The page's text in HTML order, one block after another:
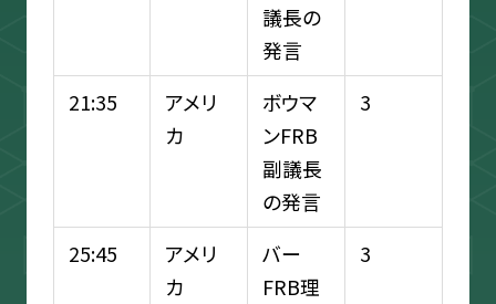
議長の
発言
21:35
アメリ
カ
ボウマ
ンFRB
副議長
の発言
3
25:45
アメリ
カ
バー
FRB理
3